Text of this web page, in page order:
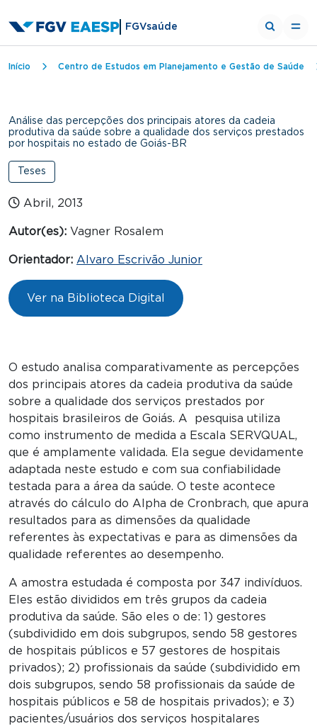
FGVsaúde
Trilha de navegação
Início Centro de Estudos em Planejamento e Gestão de Saúde
Análise das percepções dos principais atores da cadeia
produtiva da saúde sobre a qualidade dos serviços prestados
por hospitais no estado de Goiás-BR
Teses
Abril, 2013
Autor(es): Vagner Rosalem
Orientador: Alvaro Escrivão Junior
Ver na Biblioteca Digital
O estudo analisa comparativamente as percepções
dos principais atores da cadeia produtiva da saúde
sobre a qualidade dos serviços prestados por
hospitais brasileiros de Goiás. A pesquisa utiliza
como instrumento de medida a Escala SERVQUAL,
que é amplamente validada. Ela segue devidamente
adaptada neste estudo e com sua confiabilidade
testada para a área da saúde. O teste acontece
através do cálculo do Alpha de Cronbrach, que apura
resultados para as dimensões da qualidade
referentes às expectativas e para as dimensões da
qualidade referentes ao desempenho.
A amostra estudada é composta por 347 indivíduos.
Eles estão divididos em três grupos da cadeia
produtiva da saúde. São eles o de: 1) gestores
(subdividido em dois subgrupos, sendo 58 gestores
de hospitais públicos e 57 gestores de hospitais
privados); 2) profissionais da saúde (subdividido em
dois subgrupos, sendo 58 profissionais da saúde de
hospitais públicos e 58 de hospitais privados); e 3)
pacientes/usuários dos serviços hospitalares